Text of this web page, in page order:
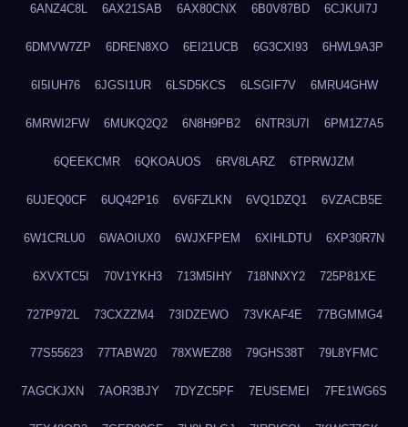
6ANZ4C8L 6AX21SAB 6AX80CNX 6B0V87BD 6CJKUI7J
6DMVW7ZP 6DREN8XO 6EI21UCB 6G3CXI93 6HWL9A3P
6I5IUH76 6JGSI1UR 6LSD5KCS 6LSGIF7V 6MRU4GHW
6MRWI2FW 6MUKQ2Q2 6N8H9PB2 6NTR3U7I 6PM1Z7A5
6QEEKCMR 6QKOAUOS 6RV8LARZ 6TPRWJZM
6UJEQ0CF 6UQ42P16 6V6FZLKN 6VQ1DZQ1 6VZACB5E
6W1CRLU0 6WAOIUX0 6WJXFPEM 6XIHLDTU 6XP30R7N
6XVXTC5I 70V1YKH3 713M5IHY 718NNXY2 725P81XE
727P972L 73CXZZM4 73IDZEWO 73VKAF4E 77BGMMG4
77S55623 77TABW20 78XWEZ88 79GHS38T 79L8YFMC
7AGCKJXN 7AOR3BJY 7DYZC5PF 7EUSEMEI 7FE1WG6S